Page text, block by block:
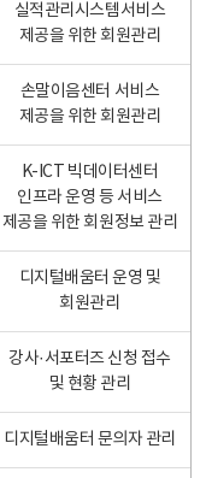
실적관리시스템서비스
제공을 위한 회원관리
손말이음센터 서비스
제공을 위한 회원관리
K-ICT 빅데이터센터
인프라 운영 등 서비스
제공을 위한 회원정보 관리
디지털배움터 운영 및
회원관리
강사·서포터즈 신청 접수
및 현황 관리
디지털배움터 문의자 관리